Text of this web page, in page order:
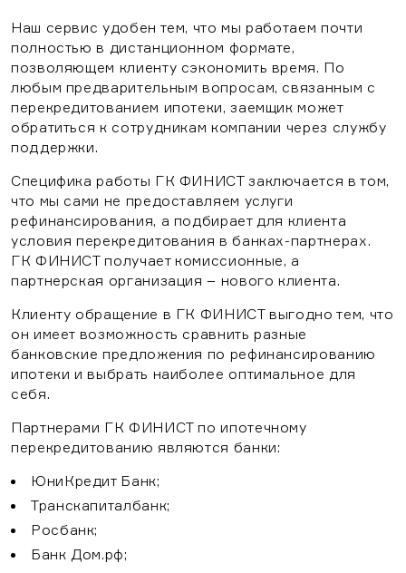
Наш сервис удобен тем, что мы работаем почти
полностью в дистанционном формате,
позволяющем клиенту сэкономить время. По
любым предварительным вопросам, связанным с
перекредитованием ипотеки, заемщик может
обратиться к сотрудникам компании через службу
поддержки.
Специфика работы ГК ФИНИСТ заключается в том,
что мы сами не предоставляем услуги
рефинансирования, а подбирает для клиента
условия перекредитования в банках-партнерах.
ГК ФИНИСТ получает комиссионные, а
партнерская организация – нового клиента.
Клиенту обращение в ГК ФИНИСТ выгодно тем, что
он имеет возможность сравнить разные
банковские предложения по рефинансированию
ипотеки и выбрать наиболее оптимальное для
себя.
Партнерами ГК ФИНИСТ по ипотечному
перекредитованию являются банки:
ЮниКредит Банк;
Транскапиталбанк;
Росбанк;
Банк Дом.рф;